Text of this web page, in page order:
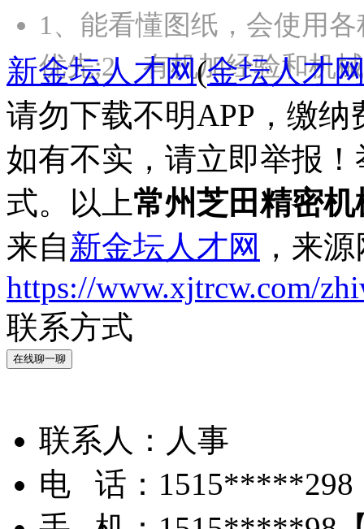
1、能看懂图纸，会使用
优先;2、有机加经验和机
新金坛人才网(金坛人才
请勿下载不明APP，缴
如有不实，请立即举报
式。以上常州芝田精密
来自新金坛人才网 ，来
https://www.xjtrcw.com/
联系方式
在线聊一聊
联系人： 人事
电 话： 1515*****298